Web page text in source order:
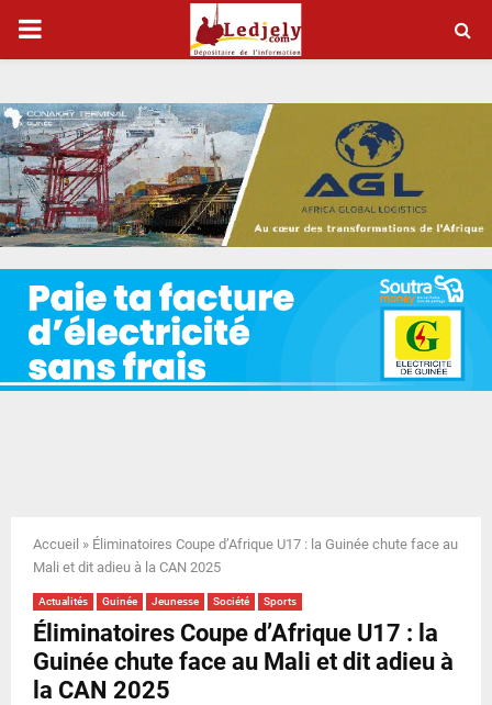
P
I
M
A
R
Y
N
U
Accueil » Éliminatoires Coupe d’Afrique U17 : la Guinée chute face au
Mali et dit adieu à la CAN 2025
Actualités Guinée Jeunesse Société Sports
Éliminatoires Coupe d’Afrique U17 : la
Guinée chute face au Mali et dit adieu à
la CAN 2025